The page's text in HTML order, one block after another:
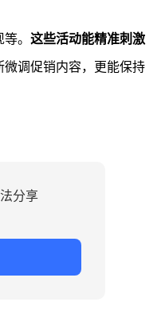
。 这些活动能精准刺激
调促销内容，更能保持
分享